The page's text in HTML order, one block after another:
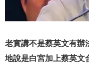
老實講不是蔡英文有辦
地說是白宮加上蔡英文